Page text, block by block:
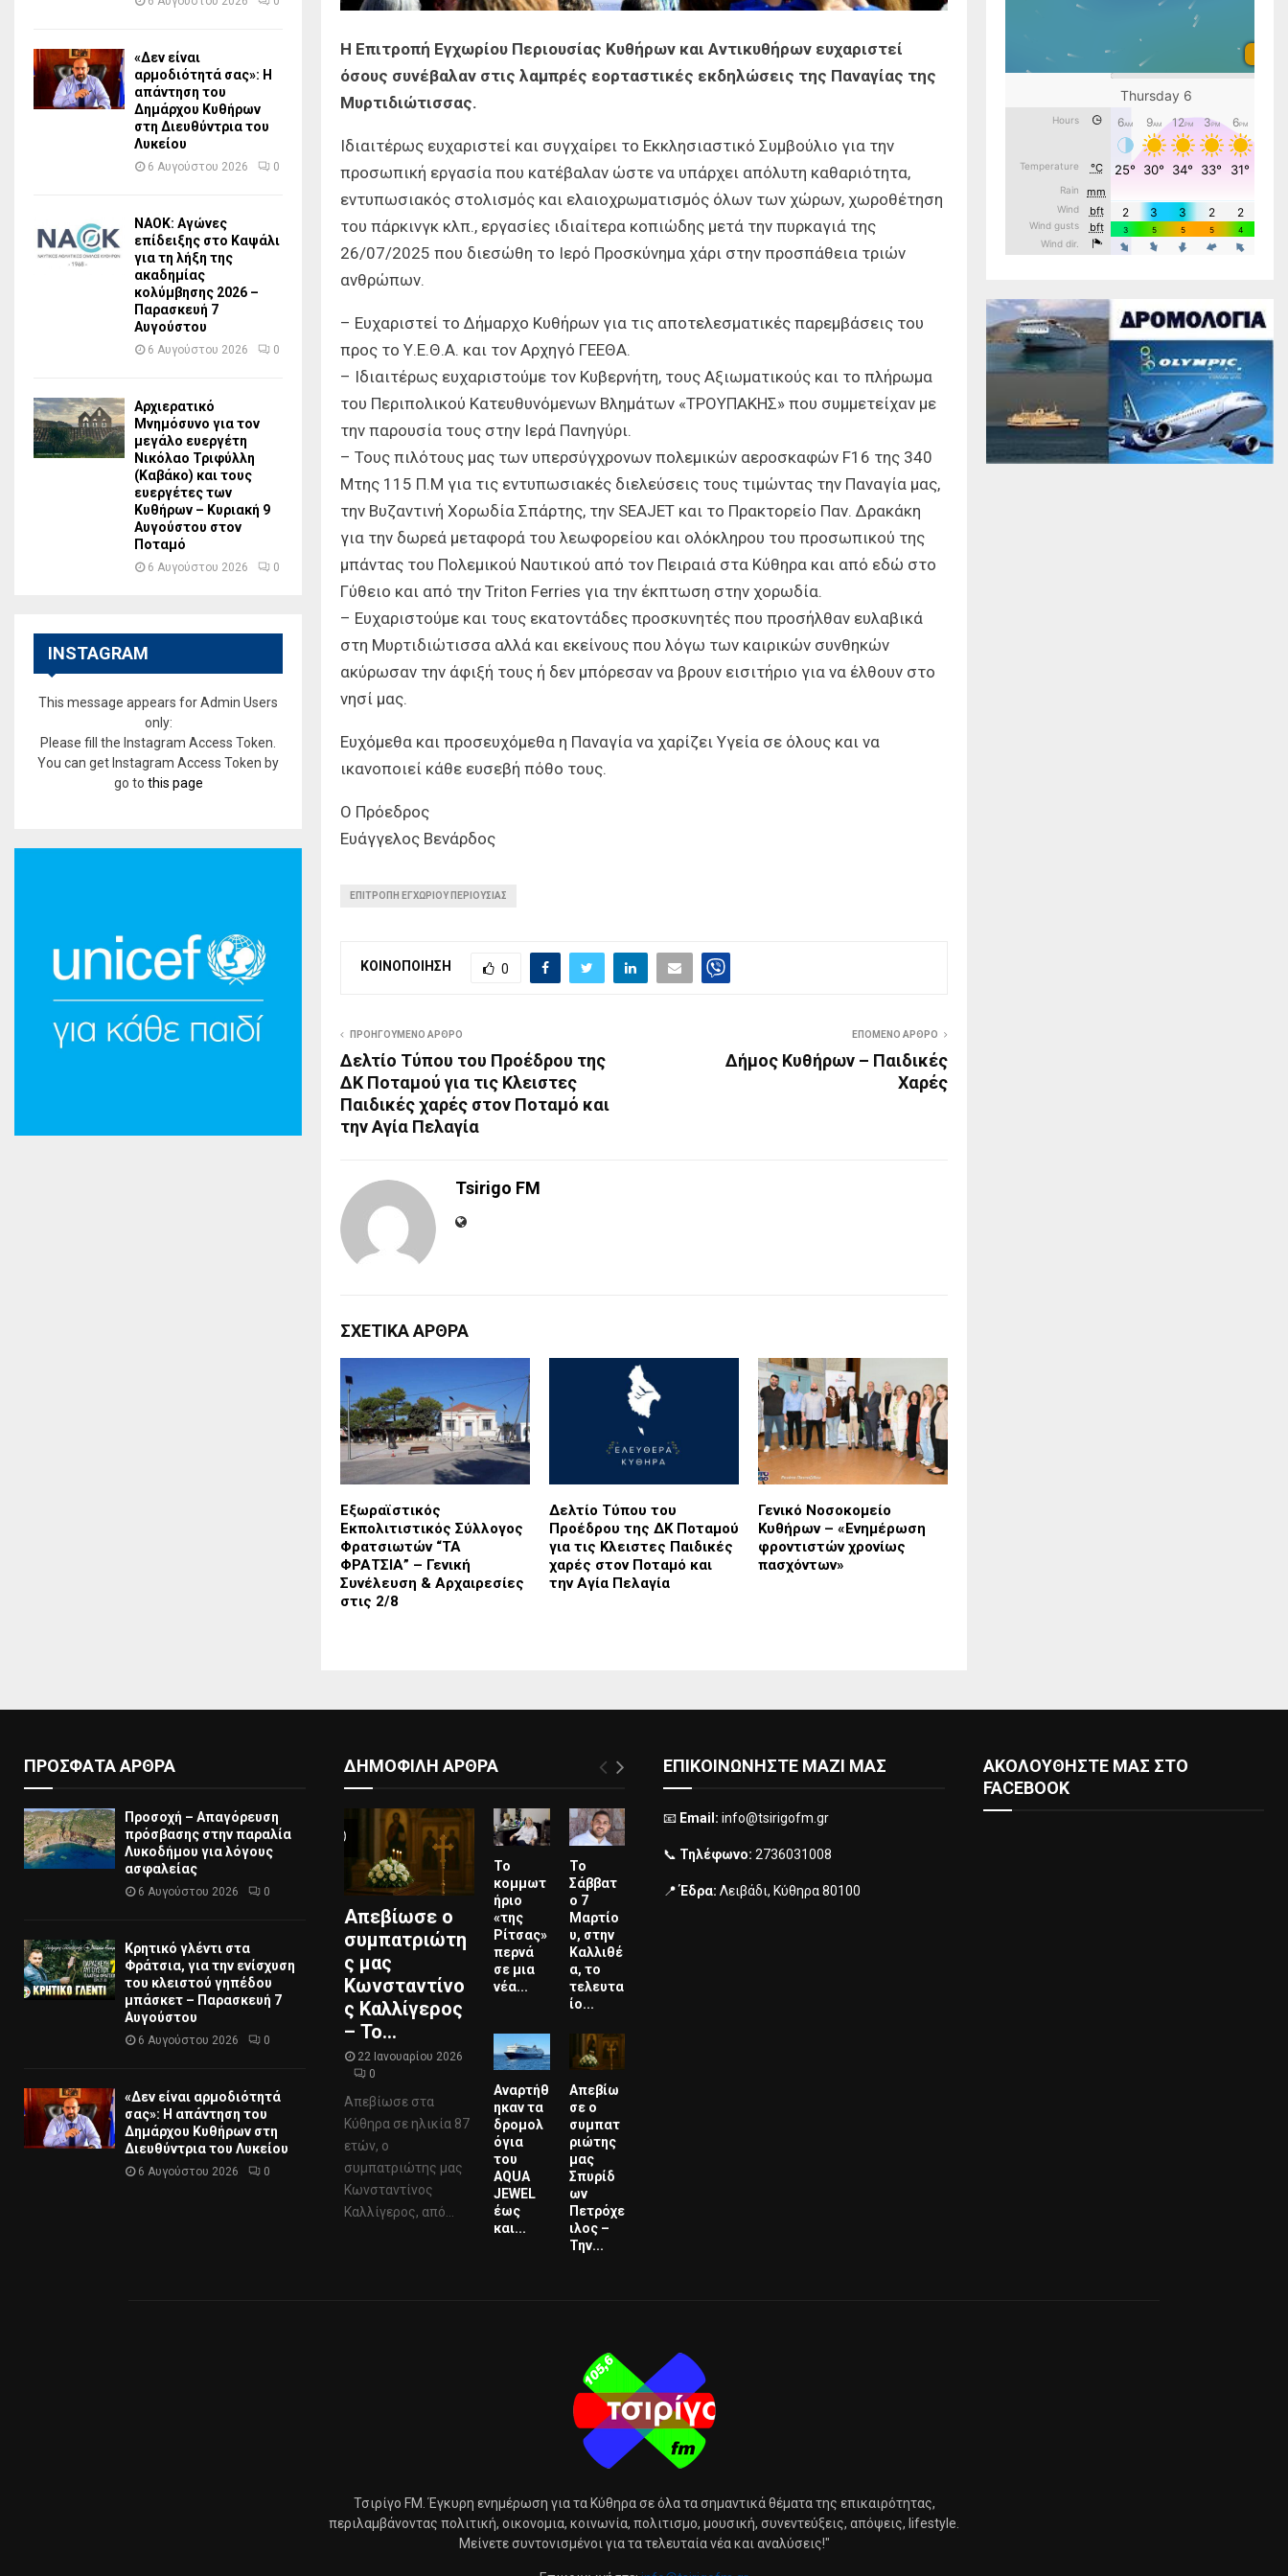
Η Επιτροπή Εγχωρίου Περιουσίας Κυθήρων και Αντικυθήρων ευχαριστεί
όσους συνέβαλαν στις λαμπρές εορταστικές εκδηλώσεις της Παναγίας της
Μυρτιδιώτισσας.
Ιδιαιτέρως ευχαριστεί και συγχαίρει το Εκκλησιαστικό Συμβούλιο για την
προσωπική εργασία που κατέβαλαν ώστε να υπάρχει απόλυτη καθαριότητα,
εντυπωσιακός στολισμός και ελαιοχρωματισμός όλων των χώρων, χωροθέτηση
του πάρκινγκ κλπ., εργασίες ιδιαίτερα κοπιώδης μετά την πυρκαγιά της
26/07/2025 που διεσώθη το Ιερό Προσκύνημα χάρι στην προσπάθεια τριών
ανθρώπων.
– Ευχαριστεί το Δήμαρχο Κυθήρων για τις αποτελεσματικές παρεμβάσεις του
προς το Υ.Ε.Θ.Α. και τον Αρχηγό ΓΕΕΘΑ.
– Ιδιαιτέρως ευχαριστούμε τον Κυβερνήτη, τους Αξιωματικούς και το πλήρωμα
του Περιπολικού Κατευθυνόμενων Βλημάτων «ΤΡΟΥΠΑΚΗΣ» που συμμετείχαν με
την παρουσία τους στην Ιερά Πανηγύρι.
– Τους πιλότους μας των υπερσύγχρονων πολεμικών αεροσκαφών F16 της 340
Mτης 115 Π.Μ για τις εντυπωσιακές διελεύσεις τους τιμώντας την Παναγία μας,
την Βυζαντινή Χορωδία Σπάρτης, την SEAJET και το Πρακτορείο Παν. Δρακάκη
για την δωρεά μεταφορά του λεωφορείου και ολόκληρου του προσωπικού της
μπάντας του Πολεμικού Ναυτικού από τον Πειραιά στα Κύθηρα και από εδώ στο
Γύθειο και από την Triton Ferries για την έκπτωση στην χορωδία.
– Ευχαριστούμε και τους εκατοντάδες προσκυνητές που προσήλθαν ευλαβικά
στη Μυρτιδιώτισσα αλλά και εκείνους που λόγω των καιρικών συνθηκών
ακύρωσαν την άφιξή τους ή δεν μπόρεσαν να βρουν εισιτήριο για να έλθουν στο
νησί μας.
Ευχόμεθα και προσευχόμεθα η Παναγία να χαρίζει Υγεία σε όλους και να
ικανοποιεί κάθε ευσεβή πόθο τους.
Ο Πρόεδρος
Ευάγγελος Βενάρδος
ΕΠΙΤΡΟΠΗ ΕΓΧΩΡΙΟΥ ΠΕΡΙΟΥΣΙΑΣ
ΚΟΙΝΟΠΟΙΗΣΗ 0
ΠΡΟΗΓΟΥΜΕΝΟ ΑΡΘΡΟ
Δελτίο Τύπου του Προέδρου της
ΔΚ Ποταμού για τις Κλειστες
Παιδικές χαρές στον Ποταμό και
την Αγία Πελαγία
ΕΠΟΜΕΝΟ ΑΡΘΡΟ
Δήμος Κυθήρων – Παιδικές
Χαρές
Tsirigo FM
ΣΧΕΤΙΚΑ ΑΡΘΡΑ
Εξωραϊστικός
Εκπολιτιστικός Σύλλογος
Φρατσιωτών “ΤΑ
ΦΡΑΤΣΙΑ” – Γενική
Συνέλευση & Αρχαιρεσίες
στις 2/8
Δελτίο Τύπου του
Προέδρου της ΔΚ Ποταμού
για τις Κλειστες Παιδικές
χαρές στον Ποταμό και
την Αγία Πελαγία
Γενικό Νοσοκομείο
Κυθήρων – «Ενημέρωση
φροντιστών χρονίως
πασχόντων»
«Δεν είναι
αρμοδιότητά σας»: Η
απάντηση του
Δημάρχου Κυθήρων
στη Διευθύντρια του
Λυκείου
6 Αυγούστου 2026 0
ΝΑΟΚ: Αγώνες
επίδειξης στο Καψάλι
για τη λήξη της
ακαδημίας
κολύμβησης 2026 –
Παρασκευή 7
Αυγούστου
6 Αυγούστου 2026 0
Αρχιερατικό
Μνημόσυνο για τον
μεγάλο ευεργέτη
Νικόλαο Τριφύλλη
(Καβάκο) και τους
ευεργέτες των
Κυθήρων – Κυριακή 9
Αυγούστου στον
Ποταμό
6 Αυγούστου 2026 0
INSTAGRAM
This message appears for Admin Users
only:
Please fill the Instagram Access Token.
You can get Instagram Access Token by
go to this page
ΠΡΟΣΦΑΤΑ ΑΡΘΡΑ
Προσοχή – Απαγόρευση
πρόσβασης στην παραλία
Λυκοδήμου για λόγους
ασφαλείας
6 Αυγούστου 2026 0
Κρητικό γλέντι στα
Φράτσια, για την ενίσχυση
του κλειστού γηπέδου
μπάσκετ – Παρασκευή 7
Αυγούστου
6 Αυγούστου 2026 0
«Δεν είναι αρμοδιότητά
σας»: Η απάντηση του
Δημάρχου Κυθήρων στη
Διευθύντρια του Λυκείου
6 Αυγούστου 2026 0
ΔΗΜΟΦΙΛΗ ΑΡΘΡΑ
Απεβίωσε ο
συμπατριώτη
ς μας
Κωνσταντίνο
ς Καλλίγερος
– Το...
22 Ιανουαρίου 2026
0
Απεβίωσε στα
Κύθηρα σε ηλικία 87
ετών, ο
συμπατριώτης μας
Κωνσταντίνος
Καλλίγερος, από...
Το
κομμωτ
ήριο
«της
Ρίτσας»
περνά
σε μια
νέα...
Το
Σάββατ
ο 7
Μαρτίο
υ, στην
Καλλιθέ
α, το
τελευτα
ίο...
Αναρτήθ
ηκαν τα
δρομολ
όγια
του
AQUA
JEWEL
έως
και...
Απεβίω
σε ο
συμπατ
ριώτης
μας
Σπυρίδ
ων
Πετρόχε
ιλος –
Την...
ΕΠΙΚΟΙΝΩΝΗΣΤΕ ΜΑΖΙ ΜΑΣ
📧 Email: info@tsirigofm.gr
📞 Τηλέφωνο: 2736031008
📍Έδρα: Λειβάδι, Κύθηρα 80100
ΑΚΟΛΟΥΘΗΣΤΕ ΜΑΣ ΣΤΟ
FACEBOOK
Τσιρίγο FM. Έγκυρη ενημέρωση για τα Κύθηρα σε όλα τα σημαντικά θέματα της επικαιρότητας,
περιλαμβάνοντας πολιτική, οικονομια, κοινωνία, πολιτισμο, μουσική, συνεντεύξεις, απόψεις, lifestyle.
Μείνετε συντονισμένοι για τα τελευταία νέα και αναλύσεις!"